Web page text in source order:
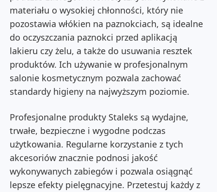
materiału o wysokiej chłonności, który nie
pozostawia włókien na paznokciach, są idealne
do oczyszczania paznokci przed aplikacją
lakieru czy żelu, a także do usuwania resztek
produktów. Ich używanie w profesjonalnym
salonie kosmetycznym pozwala zachować
standardy higieny na najwyższym poziomie.
Profesjonalne produkty Staleks są wydajne,
trwałe, bezpieczne i wygodne podczas
użytkowania. Regularne korzystanie z tych
akcesoriów znacznie podnosi jakość
wykonywanych zabiegów i pozwala osiągnąć
lepsze efekty pielęgnacyjne. Przetestuj każdy z